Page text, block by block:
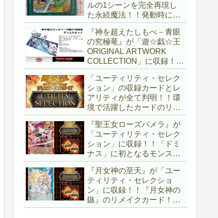
ルの1シーンを完全再現し
た永続魔法！！発動時に無
差別にモンスターを裏返す
効果も、なかなかの影響力
ですね～。「Ｖジャンプ
(2026年10月号)」付属カー
ド。【遊戯王OCG】
『神を超えたしもべ－青眼
の究極竜』が「遊☆戯☆王
ORIGINAL ARTWORK
COLLECTION」に収録！！
3回の攻撃と除去、強固な
耐性と、正しく『強靭！無
敵！最強！』な「ブルーア
イズ」が登場です！！【遊
戯王OCG】
「ユーティリティ・セレク
ション」の収録カードとレ
アリティが全て判明！！環
境で活躍したカードのリメ
イクが多数収録！！調整版
『墓穴の指名者』や「ドミ
ナス」の少女のカード化な
ど、注目要素が満載ですね
～。【遊戯王OCG】
『聖王女ローズパメラ』が
「ユーティリティ・セレク
ション」に収録！！「ドミ
ナス」に初となるモンスタ
ーが登場！！『聖王の粉
砕』や『列王詩篇』に描か
れていた少女で、実際にこ
の2種を強力にサポートし
ていますね！！【遊戯王
『月女神の至天』が「ユー
ティリティ・セレクショ
ン」に収録！！『月女神の
鏃』のリメイクカード！！
選出傾向が読めなくなりま